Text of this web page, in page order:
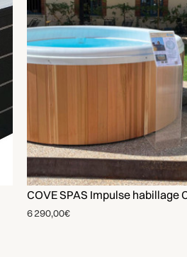
COVE SPAS Impulse habillage
6 290,00€